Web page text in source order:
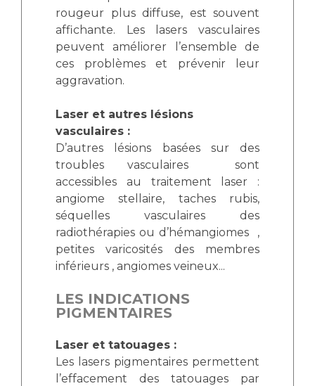
rougeur plus diffuse, est souvent
affichante. Les lasers vasculaires
peuvent améliorer l’ensemble de
ces problèmes et prévenir leur
aggravation.
Laser et autres lésions
vasculaires :
D’autres lésions basées sur des
troubles vasculaires sont
accessibles au traitement laser :
angiome stellaire, taches rubis,
séquelles vasculaires des
radiothérapies ou d’hémangiomes ,
petites varicosités des membres
inférieurs , angiomes veineux...
LES INDICATIONS
PIGMENTAIRES
Laser et tatouages :
Les lasers pigmentaires permettent
l’effacement des tatouages par